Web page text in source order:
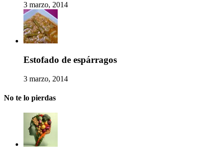
3 marzo, 2014
Estofado de espárragos
3 marzo, 2014
No te lo pierdas